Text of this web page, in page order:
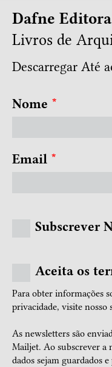
Dafne Editora
Livros de
Descarregar Até
Nome *
Email *
Subscrever
Aceita os
Para obter informações
privacidade, visite nosso
As newsletters são
Mailjet. Ao subscrever a
dados sejam guardados